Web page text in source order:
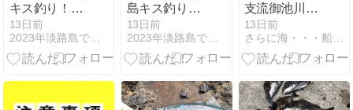
キス釣り！尾
崎海水浴場海
岸南のおすす
めポイントと
13日前
2023年淡路島でキス釣りのポイント！厳選して４つご紹介！
島キス釣りポ
イント！ 尾崎
海水浴場 海岸
南をご紹介！
13日前
2023年淡路島でキス釣りのポイント！厳選して４つご紹介！
支流御池川渓
流釣り ６月～
7月
13日前
さらに海・・・船釣りへ